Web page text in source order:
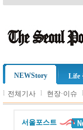
NEWStory Life
l 전체기사 l 현장·이슈
서울포스트